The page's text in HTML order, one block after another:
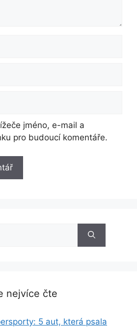
jméno, e-mail a
pro budoucí komentáře.
nejvíce čte
5 aut, která psala